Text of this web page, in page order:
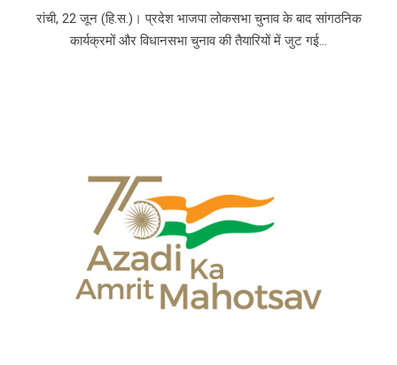
रांची, 22 जून (हि.स.)। प्रदेश भाजपा लोकसभा चुनाव के बाद सांगठनिक
कार्यक्रमों और विधानसभा चुनाव की तैयारियों में जुट गई...